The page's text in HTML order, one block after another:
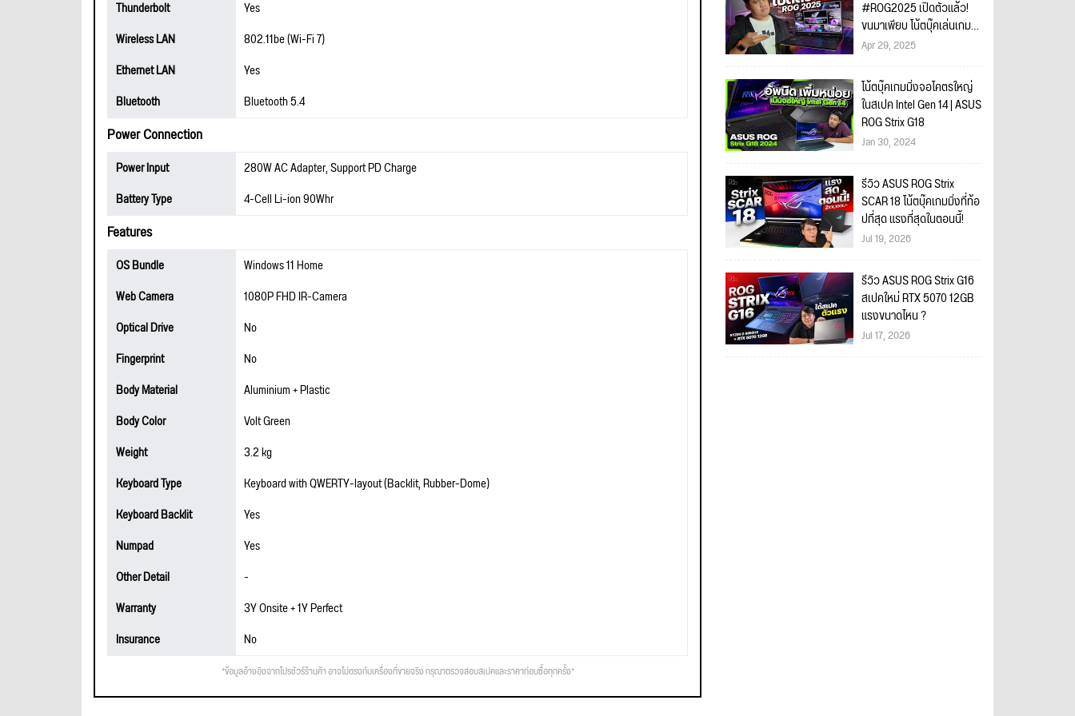
Thunderbolt
Yes
Wireless LAN
802.11be (Wi-Fi 7)
Ethernet LAN
Yes
Bluetooth
Bluetooth 5.4
Power Connection
Power Input
280W AC Adapter, Support PD Charge
Battery Type
4-Cell Li-ion 90Whr
Features
OS Bundle
Windows 11 Home
Web Camera
1080P FHD IR-Camera
Optical Drive
No
Fingerprint
No
Body Material
Aluminium + Plastic
Body Color
Volt Green
Weight
3.2 kg
Keyboard Type
Keyboard with QWERTY-layout (Backlit, Rubber-Dome)
Keyboard Backlit
Yes
Numpad
Yes
Other Detail
-
Warranty
3Y Onsite + 1Y Perfect
Insurance
No
*ข้อมูลอ้างอิงจากโปรชัวร์ร้านค้า อาจไม่ตรงกับเครื่องที่ขายจริง กรุณาตรวจสอบสเปคและราคาก่อนซื้อทุกครั้ง*
#ROG2025 เปิดตัวแล้ว!
ขนมาเพียบ โน้ตบุ๊คเล่นเกม
ROG Strix G16 G18
Apr 29, 2025
โน้ตบุ๊คเกมมิ่งจอโคตรใหญ่
ในสเปค Intel Gen 14 | ASUS
ROG Strix G18
Jan 30, 2024
รีวิว ASUS ROG Strix
SCAR 18 โน้ตบุ๊คเกมมิ่งที่ท้อ
ปที่สุด แรงที่สุดในตอนนี้!
Jul 19, 2026
รีวิว ASUS ROG Strix G16
สเปคใหม่ RTX 5070 12GB
แรงขนาดไหน ?
Jul 17, 2026